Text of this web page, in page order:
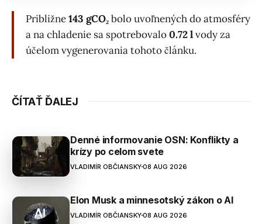
Približne143 gCO₂bolo uvoľnených do atmosféry
a na chladenie sa spotrebovalo0.72 lvody za
účelom vygenerovania tohoto článku.
ČÍTAŤ ĎALEJ
Denné informovanie OSN: Konflikty a
krízy po celom svete
VLADIMÍR OBČIANSKY08 AUG 2026
Elon Musk a minnesotský zákon o AI
VLADIMÍR OBČIANSKY08 AUG 2026